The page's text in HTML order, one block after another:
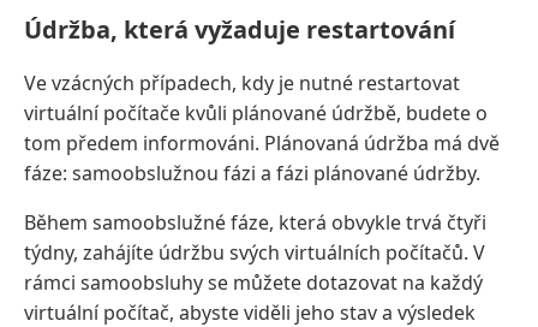
Údržba, která vyžaduje restartování
Ve vzácných případech, kdy je nutné restartovat
virtuální počítače kvůli plánované údržbě, budete o
tom předem informováni. Plánovaná údržba má dvě
fáze: samoobslužnou fázi a fázi plánované údržby.
Během samoobslužné fáze, která obvykle trvá čtyři
týdny, zahájíte údržbu svých virtuálních počítačů. V
rámci samoobsluhy se můžete dotazovat na každý
virtuální počítač, abyste viděli jeho stav a výsledek